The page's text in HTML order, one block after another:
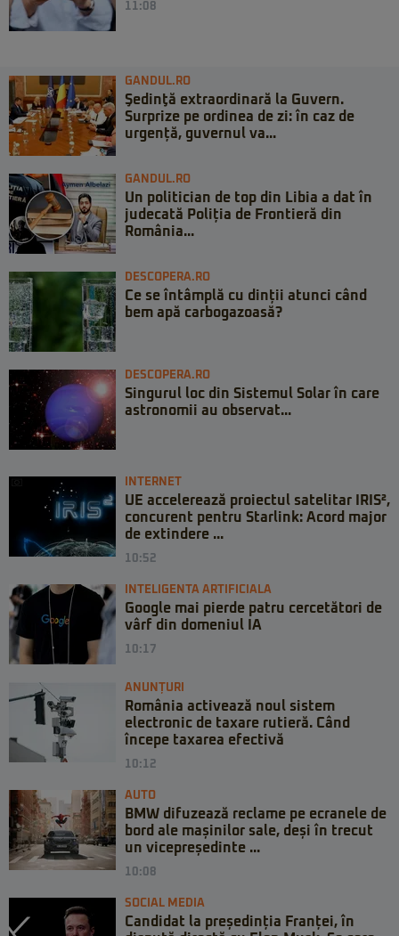
11:08
GANDUL.RO
Şedinţă extraordinară la Guvern.
Surprize pe ordinea de zi: în caz de
urgență, guvernul va...
GANDUL.RO
Un politician de top din Libia a dat în
judecată Poliția de Frontieră din
România...
DESCOPERA.RO
Ce se întâmplă cu dinții atunci când
bem apă carbogazoasă?
DESCOPERA.RO
Singurul loc din Sistemul Solar în care
astronomii au observat...
INTERNET
UE accelerează proiectul satelitar IRIS²,
concurent pentru Starlink: Acord major
de extindere ...
10:52
INTELIGENTA ARTIFICIALA
Google mai pierde patru cercetători de
vârf din domeniul IA
10:17
ANUNȚURI
România activează noul sistem
electronic de taxare rutieră. Când
începe taxarea efectivă
10:12
AUTO
BMW difuzează reclame pe ecranele de
bord ale mașinilor sale, deși în trecut
un vicepreședinte ...
10:08
SOCIAL MEDIA
Candidat la președinția Franței, în